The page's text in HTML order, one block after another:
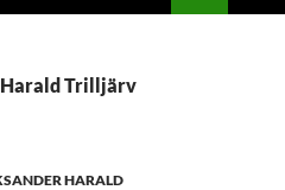
Trilljärv
HARALD